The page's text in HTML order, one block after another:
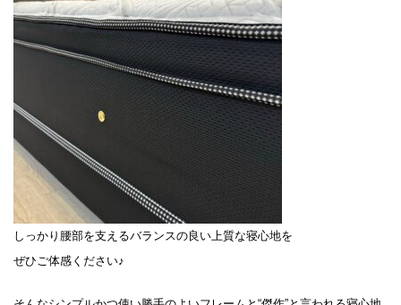
しっかり腰部を支えるバランスの良い上質な寝心地を
ぜひご体感ください♪